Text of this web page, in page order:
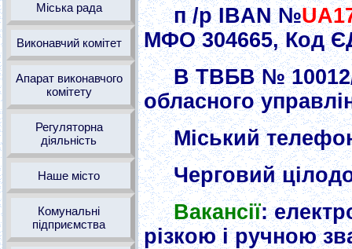
Міська рада
Виконавчий комітет
Апарат виконавчого
комітету
Регуляторна
діяльність
Наше місто
Комунальні
підприємства
п /р IBAN №
МФО 304665, Код
В ТВБВ № 10012/
обласного
Міський
Черговий
Вакансії:
різкою і ручною